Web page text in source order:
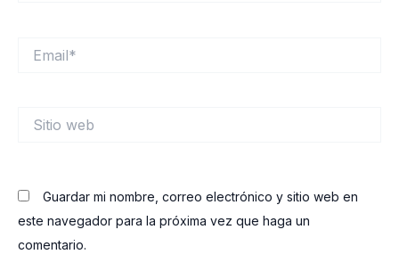
web
Guardar mi nombre, correo electrónico y sitio web en
este navegador para la próxima vez que haga un
comentario.